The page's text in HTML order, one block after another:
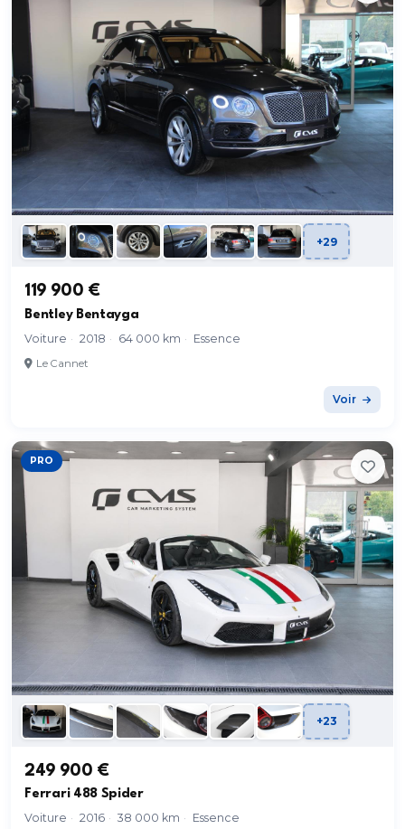
+29
119 900 €
Bentley Bentayga
Voiture · 2018 · 64 000 km · Essence
Le Cannet
Voir
PRO
+23
249 900 €
Ferrari 488 Spider
Voiture · 2016 · 38 000 km · Essence